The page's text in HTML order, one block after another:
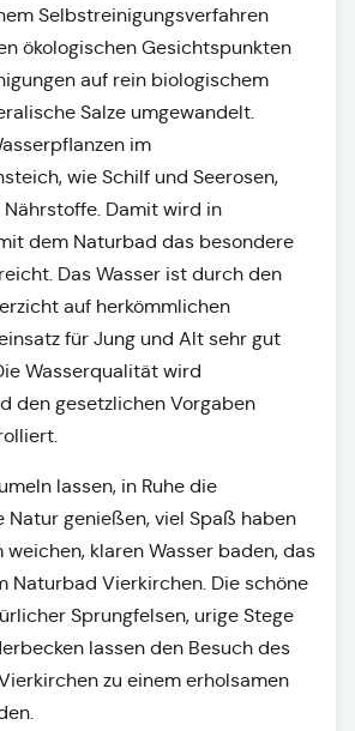
Selbstreinigungsverfahren
ökologischen Gesichtspunkten
auf rein biologischem
Salze umgewandelt.
im
wie Schilf und Seerosen,
Nährstoffe. Damit wird in
dem Naturbad das besondere
Das Wasser ist durch den
auf herkömmlichen
für Jung und Alt sehr gut
Wasserqualität wird
den gesetzlichen Vorgaben
lassen, in Ruhe die
Natur genießen, viel Spaß haben
weichen, klaren Wasser baden, das
Naturbad Vierkirchen. Die schöne
Sprungfelsen, urige Stege
lassen den Besuch des
zu einem erholsamen